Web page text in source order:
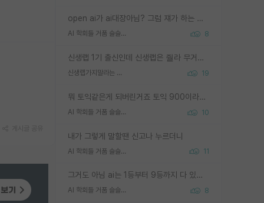
open ai가 ai대장아님? 그럼 쟤가 하는 말이 다 맞겠네
AI 학회들 거품 슬슬 지적이 나오네요 8
신생랩 1기 출신인데 신생랩은 줠라 무거운 바벨 같은거임. 들면 대박인데 못들면 깔려 죽음. 아무도 알려주지 않는 환경에서 자생해야하지만, 일단 살아남았다면 그 어떤 사람보다 악착같고 생존력 높은 사람으로 거듭날 수 있음
신생랩가지말라는 이유가 있었구나 19
뭐 토익같은게 되버린거죠 토익 900이라고 영어잘하는건 아닙니다만 잘하는사람은 다 900을 넘는 그런
AI 학회들 거품 슬슬 지적이 나오네요 10
내가 그렇게 말할땐 신고나 누르더니
AI 학회들 거품 슬슬 지적이 나오네요 11
그거도 아님 ai는 1등부터 9등까지 다 있음 그거도 없는 사람은 뭐냐 교수가 그냥 못하게 한거 1등급도 교수가 막으면 안됨
AI 학회들 거품 슬슬 지적이 나오네요 8